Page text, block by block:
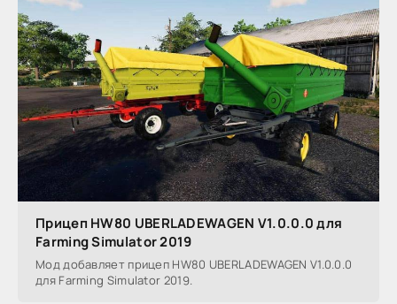
Прицеп HW80 UBERLADEWAGEN V1.0.0.0 для
Farming Simulator 2019
Мод добавляет прицеп HW80 UBERLADEWAGEN V1.0.0.0
для Farming Simulator 2019.